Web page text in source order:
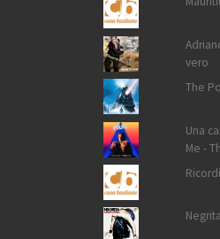
vero
The
Una
Me -